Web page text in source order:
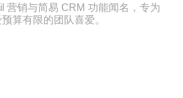
营销与简易 CRM 功能闻名，专为
算有限的团队喜爱。